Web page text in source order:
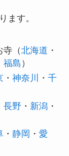
ます。
寺（北海道 ・
福島 ）
・ 神奈川 ・ 千
長野 ・ 新潟 ・
・ 静岡 ・ 愛